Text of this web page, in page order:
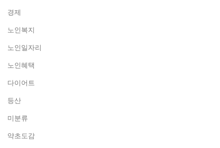
경제
노인복지
노인일자리
노인혜택
다이어트
등산
미분류
약초도감